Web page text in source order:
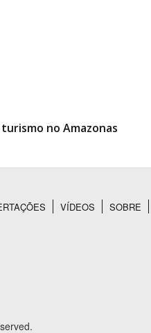
no Amazonas
VÍDEOS SOBRE